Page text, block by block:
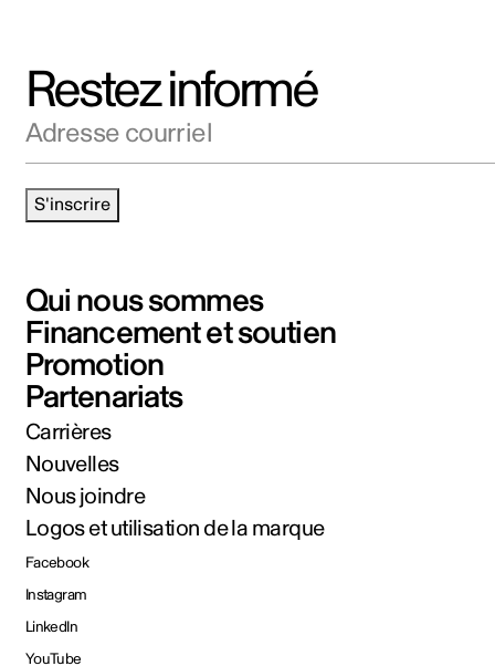
Restez informé
S'inscrire
Qui nous sommes
Financement et soutien
Promotion
Partenariats
Carrières
Nouvelles
Nous joindre
Logos et utilisation de la marque
Facebook
Instagram
LinkedIn
YouTube